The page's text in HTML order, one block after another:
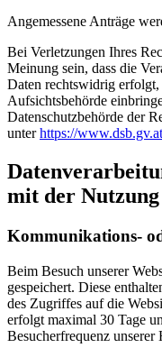
Angemessene Anträge
Bei Verletzungen Ihres
Meinung sein, dass die
Daten rechtswidrig
Aufsichtsbehörde
Datenschutzbehörde der
unterhttps://www.dsb.gv.at
mit der
Kommunikations-
Beim Besuch unserer
gespeichert. Diese
des Zugriffes auf die
erfolgt maximal 30 Tage
Besucherfrequenz unserer